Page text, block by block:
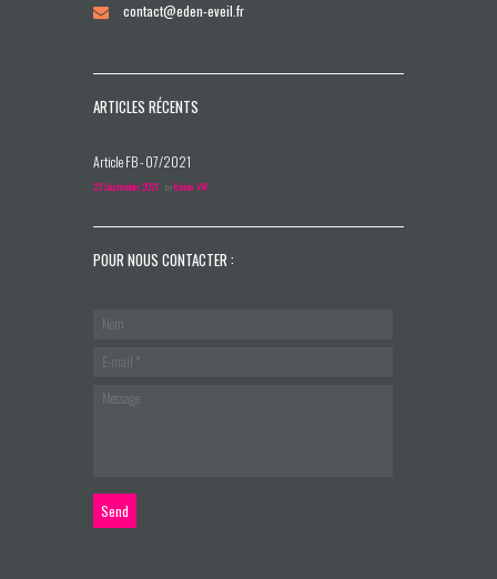
contact@eden-eveil.fr
ARTICLES RÉCENTS
Article FB - 07/2021
23 September 2021 byKarine VW
POUR NOUS CONTACTER :
Send